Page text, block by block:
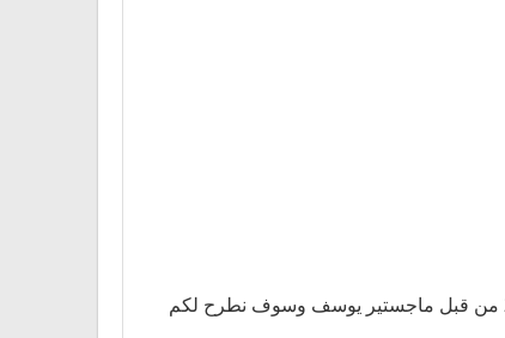
لولو هايبر تتبع شركة تكتل التي تدير سلسلة من محلات السوبر ماركت والبيع بالتجزئة ومقرها أبو ظبي، تأسست في عام 2000 من قبل ماجستير يوسف وسوف نطرح لكم